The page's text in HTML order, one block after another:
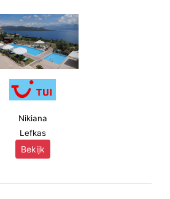
Nikiana
Lefkas
Bekijk